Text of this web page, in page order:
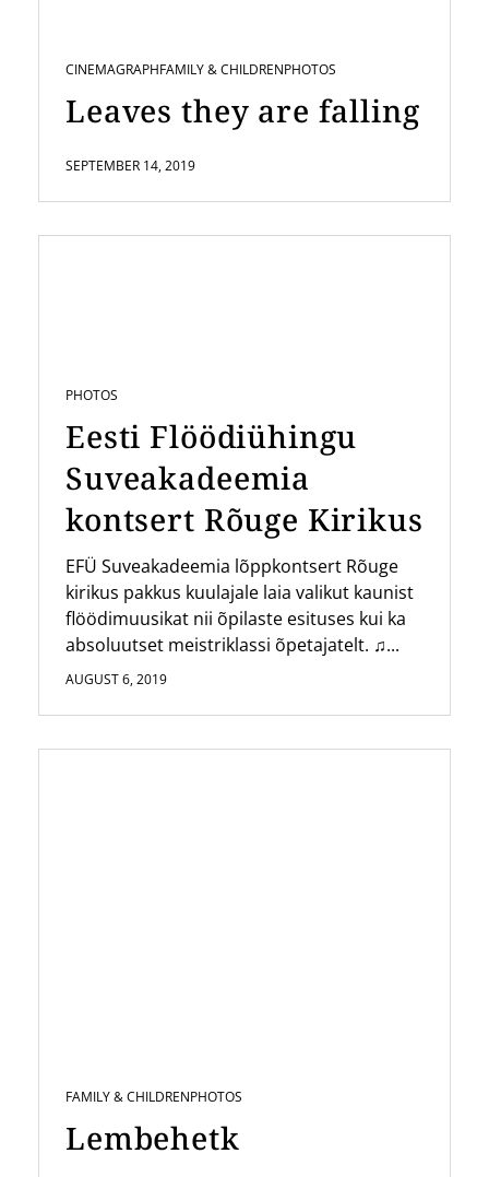
CINEMAGRAPHFAMILY & CHILDRENPHOTOS
Leaves they are falling
SEPTEMBER 14, 2019
PHOTOS
Eesti Flöödiühingu
Suveakadeemia
kontsert Rõuge Kirikus
EFÜ Suveakadeemia lõppkontsert Rõuge
kirikus pakkus kuulajale laia valikut kaunist
flöödimuusikat nii õpilaste esituses kui ka
absoluutset meistriklassi õpetajatelt. ♫...
AUGUST 6, 2019
FAMILY & CHILDRENPHOTOS
Lembehetk